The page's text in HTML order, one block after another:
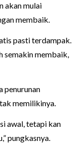
akan mulai
membaik.
pasti terdampak.
semakin membaik,
penurunan
memilikinya.
awal, tetapi kan
pungkasnya.